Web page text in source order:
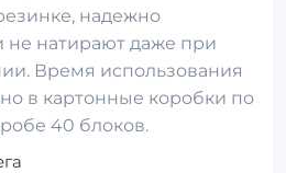
надежно
не натирают даже при
Время использования
в картонные коробки по
40 блоков.